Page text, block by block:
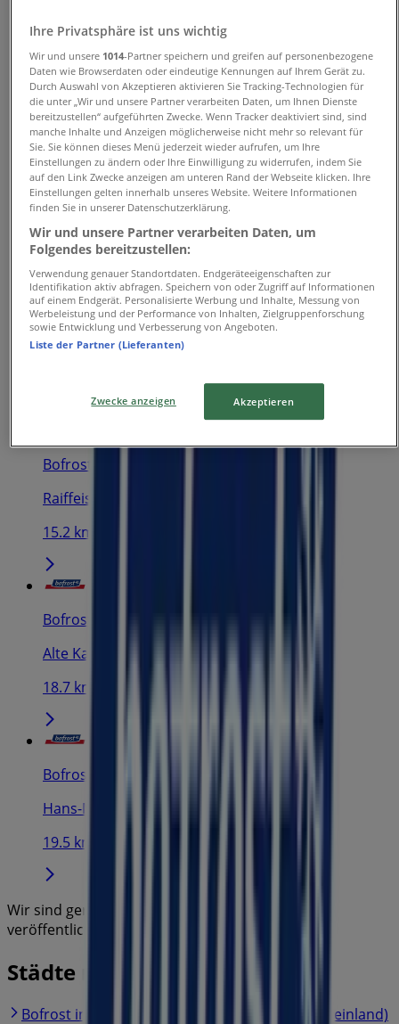
Angebote für Supermärkte in Düsseldorf
Bofrost in Düsseldorf»
Bofrost Geschäfte in Düsseldorf
Bofrost
Kaiserswerther Str. 78, Ratingen
Bofrost
Rostocker Straße 8, Dormagen
Bofrost
Raiffeisenstraße 24, Langenfeld (Rheinland)
15.2 km
Bofrost
Alte Kaserne 8, Duisburg
18.7 km
Bofrost
Hans-Martin-Schleyer-Str.21, Willich
19.5 km
Wir sind gerade dabei Angebote zu "Bofrost" zu
veröffentlichen
Städte mit Bofrost-Geschäften
Bofrost in Ratingen
Bofrost in Langenfeld (Rheinland)
Ihre Privatsphäre ist uns wichtig
Wir und unsere 1014-Partner speichern und greifen auf personenbezogene
Daten wie Browserdaten oder eindeutige Kennungen auf Ihrem Gerät zu.
Durch Auswahl von Akzeptieren aktivieren Sie Tracking-Technologien für
die unter „Wir und unsere Partner verarbeiten Daten, um Ihnen Dienste
bereitzustellen“ aufgeführten Zwecke. Wenn Tracker deaktiviert sind, sind
manche Inhalte und Anzeigen möglicherweise nicht mehr so relevant für
Sie. Sie können dieses Menü jederzeit wieder aufrufen, um Ihre
Einstellungen zu ändern oder Ihre Einwilligung zu widerrufen, indem Sie
auf den Link Zwecke anzeigen am unteren Rand der Webseite klicken. Ihre
Einstellungen gelten innerhalb unseres Website. Weitere Informationen
finden Sie in unserer Datenschutzerklärung.
Wir und unsere Partner verarbeiten Daten, um
Folgendes bereitzustellen:
Verwendung genauer Standortdaten. Endgeräteeigenschaften zur
Identifikation aktiv abfragen. Speichern von oder Zugriff auf Informationen
auf einem Endgerät. Personalisierte Werbung und Inhalte, Messung von
Werbeleistung und der Performance von Inhalten, Zielgruppenforschung
sowie Entwicklung und Verbesserung von Angeboten.
Liste der Partner (Lieferanten)
Zwecke anzeigen Akzeptieren